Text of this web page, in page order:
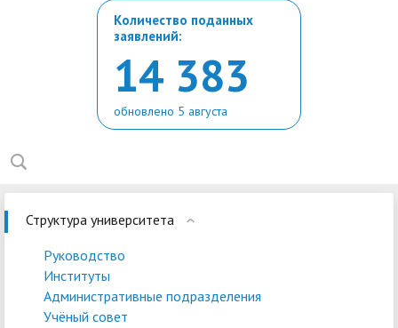
Количество поданных
заявлений:
14 383
обновлено 5 августа
Структура университета
Руководство
Институты
Административные подразделения
Учёный совет